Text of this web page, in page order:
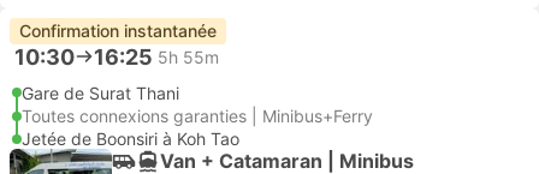
Confirmation instantanée
10:30 16:25 5h 55m
Gare de Surat Thani
Toutes connexions garanties | Minibus+Ferry
Jetée de Boonsiri à Koh Tao
Van + Catamaran | Minibus